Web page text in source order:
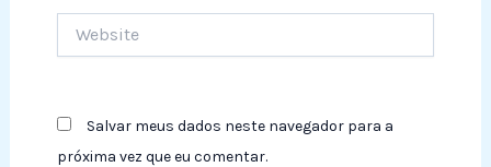
Salvar meus dados neste navegador para a
próxima vez que eu comentar.